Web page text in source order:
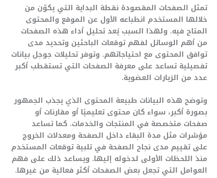
تمثل الصفحات المقصودة نقطة البداية التي يكوّن من
خلالها المستخدم انطباعه الأول عن الموقع والمحتوى
المتاح فيه. ولهذا السبب يُعد تحليل أداء هذه الصفحات
من أهم الوسائل لفهم توقعات الباحثين وتحديد مدى
توافق المحتوى مع احتياجاتهم. وتوفر تحليلات جوجل بيانات
تفصيلية تساعد على معرفة الصفحات التي تستقطب أكبر
عدد من الزيارات العضوية.
وتوضح هذه البيانات طبيعة المحتوى الذي يجذب الجمهور
بصورة أكبر، سواء كان محتوى تعليميًا أو مقارنات أو
صفحات متخصصة في المنتجات والخدمات. كما تساعد
مؤشرات مثل مدة البقاء داخل الصفحة ومعدلات الخروج
على تقييم مدى نجاح الصفحة في تلبية توقعات المستخدم
منذ اللحظات الأولى لدخوله إليها. ويساعد ذلك على فهم
العوامل التي تجعل بعض الصفحات أكثر فعالية من غيرها.